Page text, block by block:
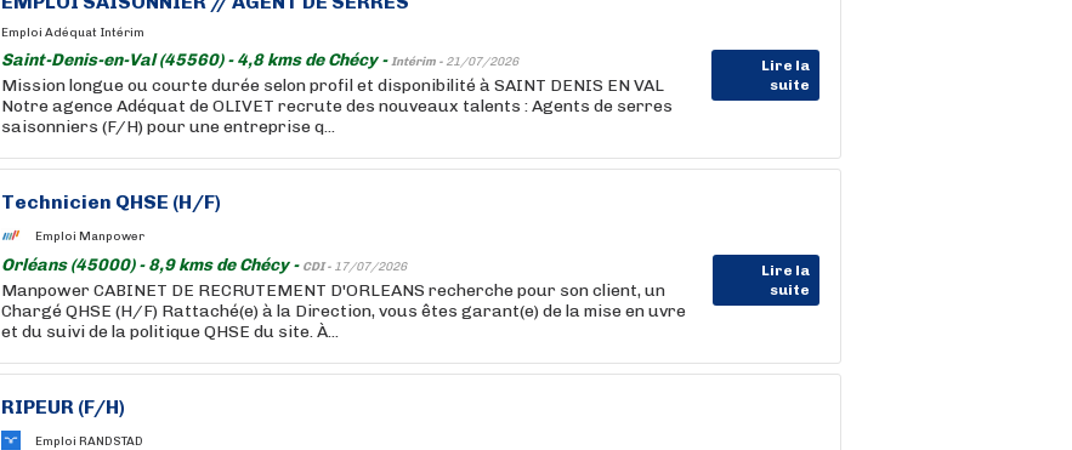
Emploi Adéquat Intérim
Saint-Denis-en-Val (45560) - 4,8 kms de Chécy -Intérim - 21/07/2026
Lire la
suite
Mission longue ou courte durée selon profil et disponibilité à SAINT DENIS EN VAL
Notre agence Adéquat de OLIVET recrute des nouveaux talents : Agents de serres
saisonniers (F/H) pour une entreprise q...
Technicien QHSE (H/F)
Emploi Manpower
Orléans (45000) - 8,9 kms de Chécy - CDI - 17/07/2026
Lire la
suite
Manpower CABINET DE RECRUTEMENT D'ORLEANS recherche pour son client, un
Chargé QHSE (H/F) Rattaché(e) à la Direction, vous êtes garant(e) de la mise en uvre
et du suivi de la politique QHSE du site. À...
RIPEUR (F/H)
Emploi RANDSTAD